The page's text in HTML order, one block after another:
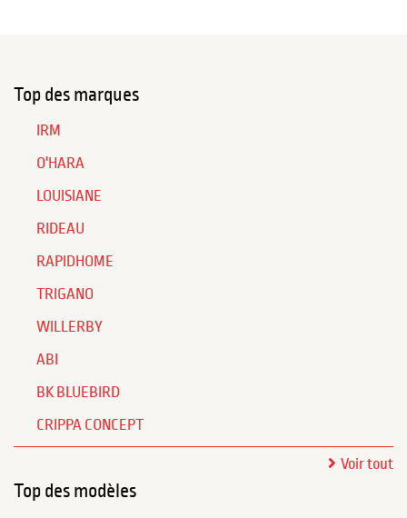
Top des marques
IRM
O'HARA
LOUISIANE
RIDEAU
RAPIDHOME
TRIGANO
WILLERBY
ABI
BK BLUEBIRD
CRIPPA CONCEPT
Voir tout
Top des modèles